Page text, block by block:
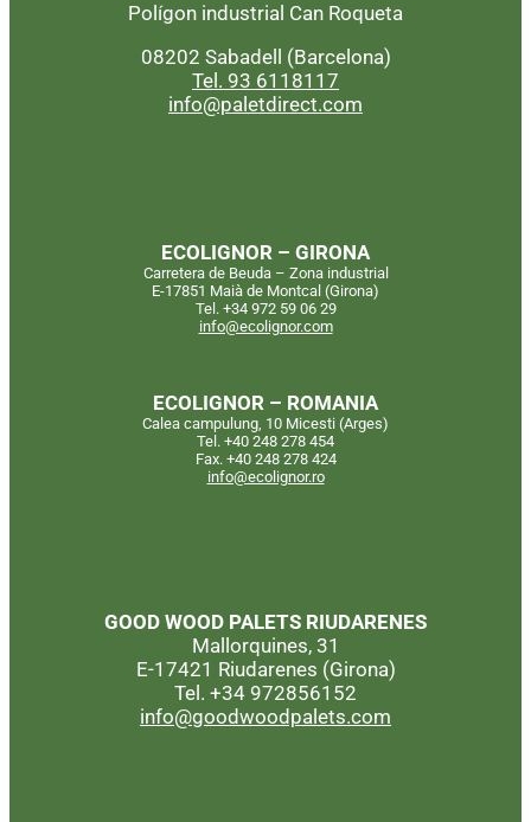
Polígon industrial Can Roqueta
08202 Sabadell (Barcelona)
Tel. 93 6118117
info@paletdirect.com
ECOLIGNOR – GIRONA
Carretera de Beuda – Zona industrial
E-17851 Maià de Montcal (Girona)
Tel. +34 972 59 06 29
info@ecolignor.com
ECOLIGNOR – ROMANIA
Calea campulung, 10 Micesti (Arges)
Tel. +40 248 278 454
Fax. +40 248 278 424
info@ecolignor.ro
GOOD WOOD PALETS RIUDARENES
Mallorquines, 31
E-17421 Riudarenes (Girona)
Tel. +34 972856152
info@goodwoodpalets.com